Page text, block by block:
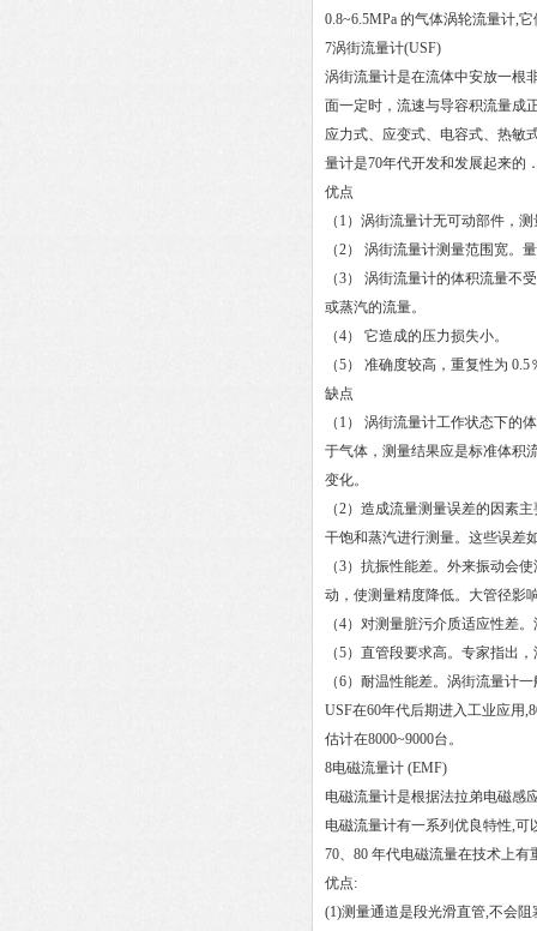
0.8~6.5MPa 的气体涡轮流量计,
7涡街流量计(USF)
涡街流量计是在流体中安放一根
面一定时，流速与导容积流量成
应力式、应变式、电容式、热敏
量计是70年代开发和发展起来的
优点
（1）涡街流量计无可动部件，
（2） 涡街流量计测量范围宽。
（3） 涡街流量计的体积流量不
或蒸汽的流量。
（4） 它造成的压力损失小。
（5） 准确度较高，重复性为
缺点
（1） 涡街流量计工作状态下
于气体，测量结果应是标准体积
变化。
（2）造成流量测量误差的因素
干饱和蒸汽进行测量。这些误差
（3）抗振性能差。外来振动会
动，使测量精度降低。大管径影
（4）对测量脏污介质适应性差
（5）直管段要求高。专家指出
（6）耐温性能差。涡街流量计
USF在60年代后期进入工业应用
估计在8000~9000台。
8电磁流量计 (EMF)
电磁流量计是根据法拉弟电磁感
电磁流量计有一系列优良特性,可
70、80 年代电磁流量在技术上
优点:
(1)测量通道是段光滑直管,不会